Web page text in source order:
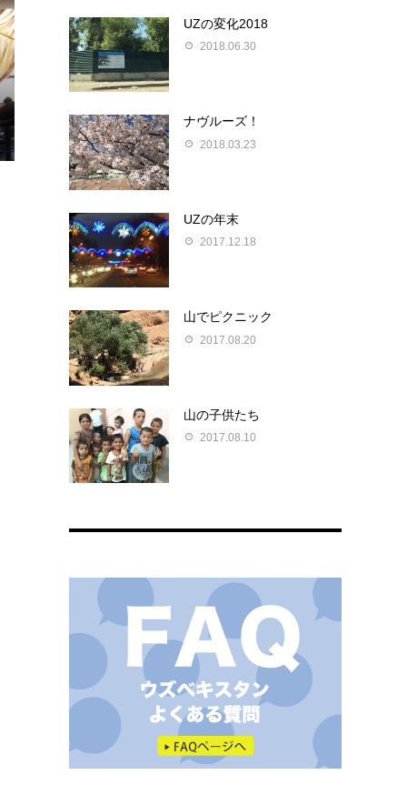
UZの変化2018
2018.06.30
ナヴルーズ！
2018.03.23
UZの年末
2017.12.18
山でピクニック
2017.08.20
山の子供たち
2017.08.10